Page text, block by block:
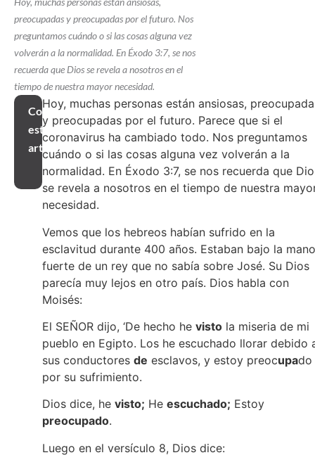
preocupadas y preocupadas por el futuro. Nos
preguntamos cuándo o si las cosas alguna vez
volverán a la normalidad. En Éxodo 3:7, se nos
recuerda que Dios se revela a nosotros en el
tiempo de nuestra mayor necesidad.
Compartir
este
artículo
Hoy, muchas personas están ansiosas,
y preocupadas por el futuro. Parece que si el
coronavirus ha cambiado todo. Nos preguntamos
cuándo o si las cosas alguna vez volverán a la
normalidad. En Éxodo 3:7, se nos recuerda que
se revela a nosotros en el tiempo de nuestra
necesidad.
Vemos que los hebreos habían sufrido en la
esclavitud durante 400 años. Estaban bajo la mano
fuerte de un rey que no sabía sobre José. Su Dios
parecía muy lejos en otro país. Dios habla con
Moisés:
El SEÑOR dijo, ‘De hecho he visto la miseria de mi
pueblo en Egipto. Los he escuchado llorar debido
sus conductores de esclavos, y estoy preocupado
por su sufrimiento.
Dios dice, he visto; He escuchado; Estoy
preocupado.
Luego en el versículo 8, Dios dice: